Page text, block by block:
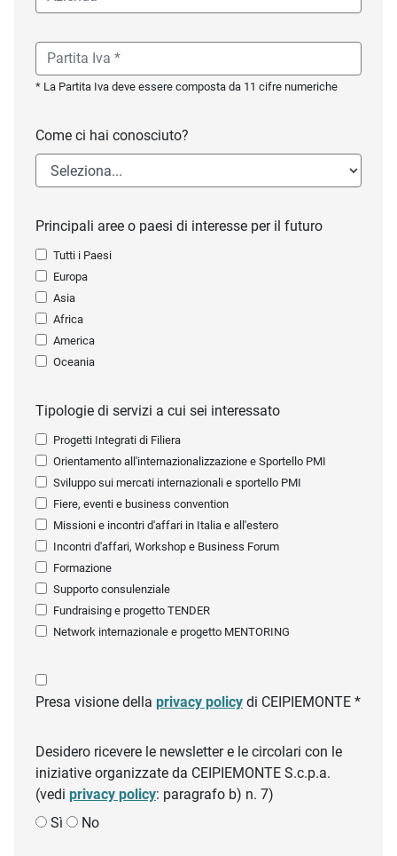
* La Partita Iva deve essere composta da 11 cifre numeriche
Come ci hai conosciuto?
Principali aree o paesi di interesse per il futuro
Tutti i Paesi
Europa
Asia
Africa
America
Oceania
Tipologie di servizi a cui sei interessato
Progetti Integrati di Filiera
Orientamento all'internazionalizzazione e Sportello PMI
Sviluppo sui mercati internazionali e sportello PMI
Fiere, eventi e business convention
Missioni e incontri d'affari in Italia e all'estero
Incontri d'affari, Workshop e Business Forum
Formazione
Supporto consulenziale
Fundraising e progetto TENDER
Network internazionale e progetto MENTORING
Presa visione della privacy policy di CEIPIEMONTE *
Desidero ricevere le newsletter e le circolari con le
iniziative organizzate da CEIPIEMONTE S.c.p.a.
(vedi privacy policy: paragrafo b) n. 7)
Sì
No